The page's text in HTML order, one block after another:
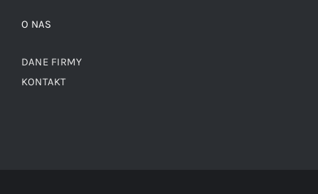
O NAS
DANE FIRMY
KONTAKT